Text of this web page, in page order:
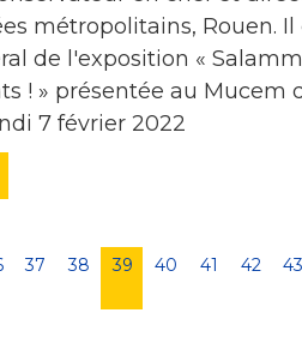
métropolitains, Rouen. Il
de l'exposition «
! » présentée au Mucem
7 février 2022
Page
37 Page
38
Page
39 Page
40 Page
41 Page
42